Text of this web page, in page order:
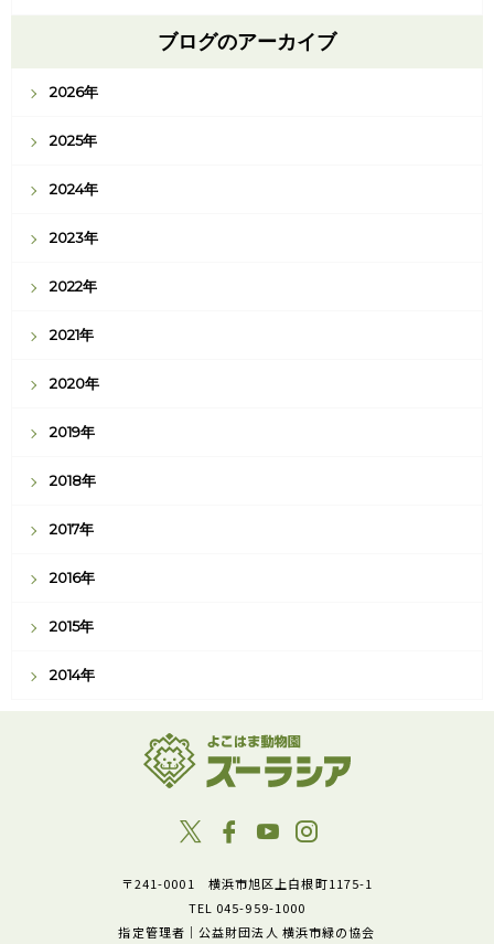
ブログのアーカイブ
2026年
2025年
2024年
2023年
2022年
2021年
2020年
2019年
2018年
2017年
2016年
2015年
2014年
〒241-0001 横浜市旭区上白根町1175-1
TEL 045-959-1000
指定管理者｜公益財団法人 横浜市緑の協会